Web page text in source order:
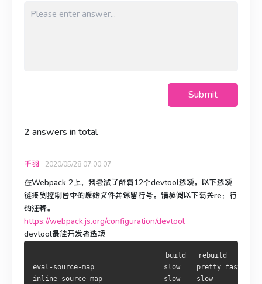
Submit
2 answers in total
千羽 2020/05/28 07:00:07
在Webpack 2上，我尝试了所有12个devtool选项。 以下选项
链接到控制台中的原始文件并保留行号。 请参阅以下有关re：行
的注释。
https://webpack.js.org/configuration/devtool
devtool最佳开发者选项
eval -source-
inline-source-map               slow    slow